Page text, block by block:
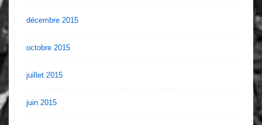
décembre 2015
octobre 2015
juillet 2015
juin 2015